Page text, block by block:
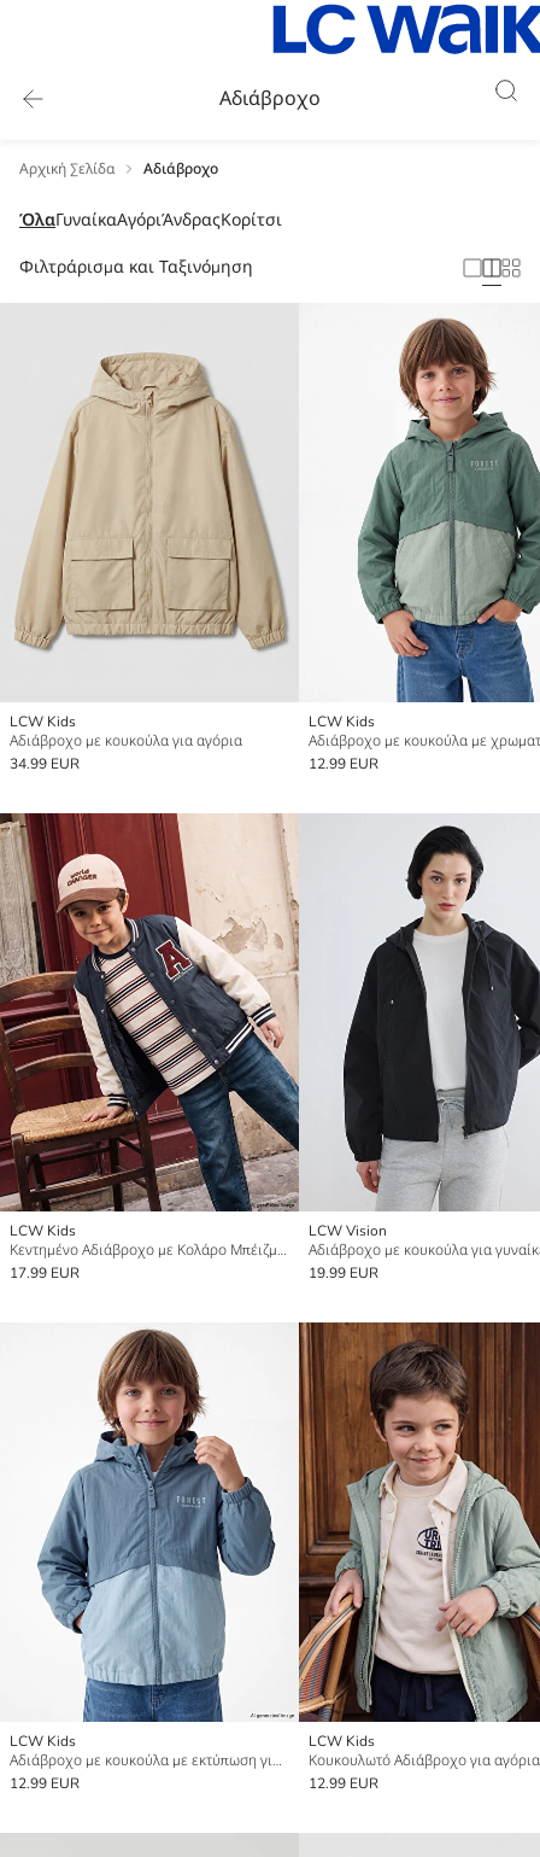
Αδιάβροχο
Αρχική Σελίδα Αδιάβροχο
ΌλαΓυναίκαΑγόριΆνδραςΚορίτσι
Φιλτράρισμα και Ταξινόμηση
LCW Kids
Αδιάβροχο με κουκούλα για αγόρια
34.99 EUR
LCW Kids
12.99 EUR
LCW Kids
Κεντημένο Αδιάβροχο με Κολάρο Μπέιζμπολ για αγόρια
17.99 EUR
LCW Vision
Αδιάβροχο με κουκούλα για
19.99 EUR
LCW Kids
Αδιάβροχο με κουκούλα με εκτύπωση για αγόρια
12.99 EUR
LCW Kids
Κουκουλωτό Αδιάβροχο για αγόρια
12.99 EUR